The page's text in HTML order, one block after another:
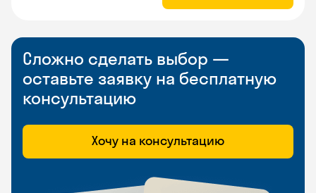
Сложно сделать выбор —
оставьте заявку на бесплатную
консультацию
Хочу на консультацию